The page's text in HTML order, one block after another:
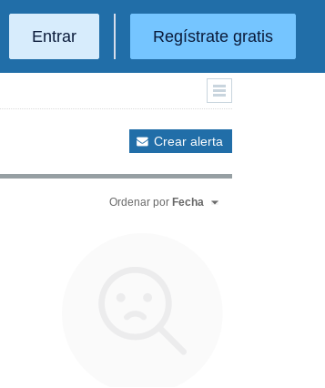
Entrar Regístrate gratis
Crear alerta
Ordenar por Fecha